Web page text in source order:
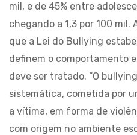
mil, e de 45% entre
chegando a 1,3 por 100 mil.
que a Lei do Bullying
definem o comportamento
deve ser tratado. “O
sistemática, cometida por
a vítima, em forma de
com origem no ambiente